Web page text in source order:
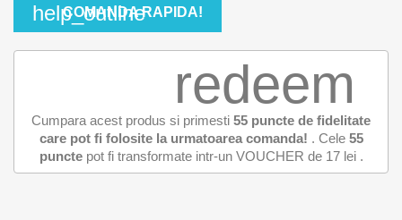
help_outline
COMANDA RAPIDA!
redeem
Cumpara acest produs si primesti 55 puncte de fidelitate
care pot fi folosite la urmatoarea comanda! . Cele 55
punctepot fi transformate intr-un VOUCHER de 17 lei.